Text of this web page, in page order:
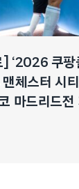
] ‘2026 쿠팡
체스터 시
마드리드전